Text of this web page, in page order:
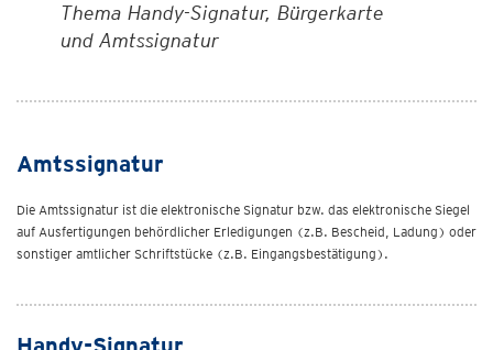
Thema Handy-Signatur, Bürgerkarte
und Amtssignatur
Amtssignatur
Die Amtssignatur ist die elektronische Signatur bzw. das elektronische Siegel
auf Ausfertigungen behördlicher Erledigungen (z.B. Bescheid, Ladung) oder
sonstiger amtlicher Schriftstücke (z.B. Eingangsbestätigung).